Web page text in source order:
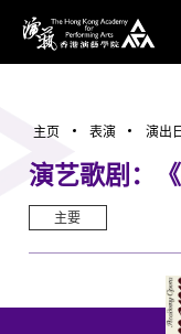
香港演艺学院
主页 表演 演出
演艺歌剧：
主要